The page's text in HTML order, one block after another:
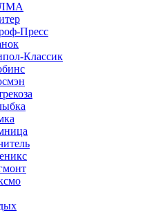
Пресс
Классик